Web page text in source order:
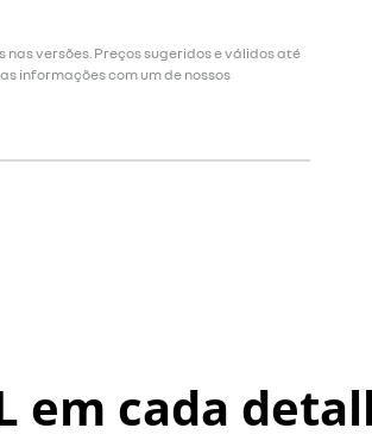
versões. Preços sugeridos e válidos até
informações com um de nossos
em cada